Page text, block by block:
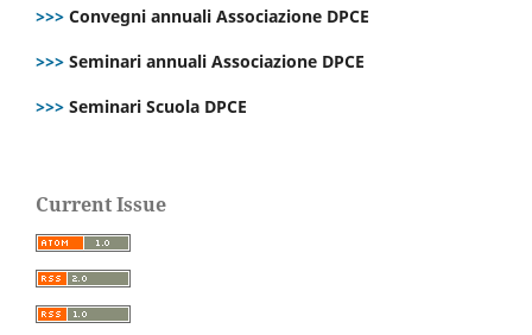
>>> Convegni annuali Associazione DPCE
>>> Seminari annuali Associazione DPCE
>>> Seminari Scuola DPCE
Current Issue